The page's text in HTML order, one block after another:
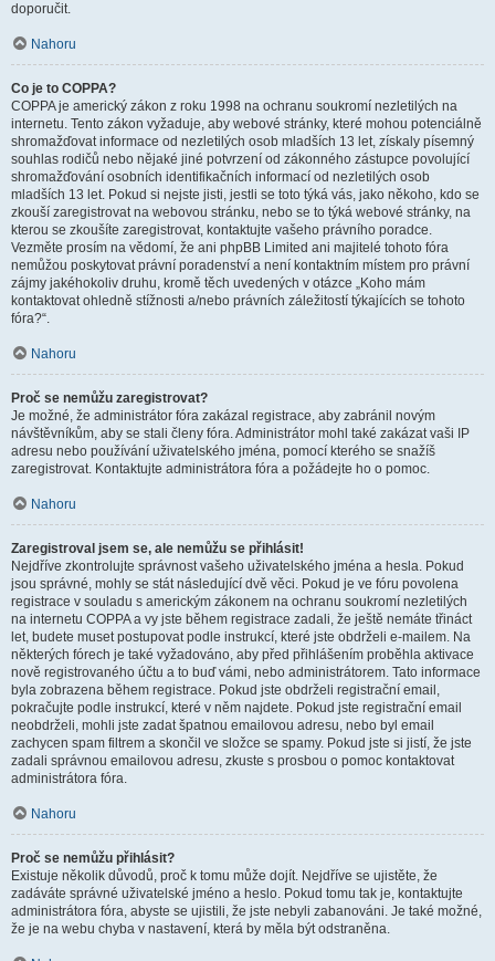
doporučit.
Nahoru
Co je to COPPA?
COPPA je americký zákon z roku 1998 na ochranu soukromí nezletilých na
internetu. Tento zákon vyžaduje, aby webové stránky, které mohou potenciálně
shromažďovat informace od nezletilých osob mladších 13 let, získaly písemný
souhlas rodičů nebo nějaké jiné potvrzení od zákonného zástupce povolující
shromažďování osobních identifikačních informací od nezletilých osob
mladších 13 let. Pokud si nejste jisti, jestli se toto týká vás, jako někoho, kdo se
zkouší zaregistrovat na webovou stránku, nebo se to týká webové stránky, na
kterou se zkoušíte zaregistrovat, kontaktujte vašeho právního poradce.
Vezměte prosím na vědomí, že ani phpBB Limited ani majitelé tohoto fóra
nemůžou poskytovat právní poradenství a není kontaktním místem pro právní
zájmy jakéhokoliv druhu, kromě těch uvedených v otázce „Koho mám
kontaktovat ohledně stížnosti a/nebo právních záležitostí týkajících se tohoto
fóra?“.
Nahoru
Proč se nemůžu zaregistrovat?
Je možné, že administrátor fóra zakázal registrace, aby zabránil novým
návštěvníkům, aby se stali členy fóra. Administrátor mohl také zakázat vaši IP
adresu nebo používání uživatelského jména, pomocí kterého se snažíš
zaregistrovat. Kontaktujte administrátora fóra a požádejte ho o pomoc.
Nahoru
Zaregistroval jsem se, ale nemůžu se přihlásit!
Nejdříve zkontrolujte správnost vašeho uživatelského jména a hesla. Pokud
jsou správné, mohly se stát následující dvě věci. Pokud je ve fóru povolena
registrace v souladu s americkým zákonem na ochranu soukromí nezletilých
na internetu COPPA a vy jste během registrace zadali, že ještě nemáte třináct
let, budete muset postupovat podle instrukcí, které jste obdrželi e-mailem. Na
některých fórech je také vyžadováno, aby před přihlášením proběhla aktivace
nově registrovaného účtu a to buď vámi, nebo administrátorem. Tato informace
byla zobrazena během registrace. Pokud jste obdrželi registrační email,
pokračujte podle instrukcí, které v něm najdete. Pokud jste registrační email
neobdrželi, mohli jste zadat špatnou emailovou adresu, nebo byl email
zachycen spam filtrem a skončil ve složce se spamy. Pokud jste si jistí, že jste
zadali správnou emailovou adresu, zkuste s prosbou o pomoc kontaktovat
administrátora fóra.
Nahoru
Proč se nemůžu přihlásit?
Existuje několik důvodů, proč k tomu může dojít. Nejdříve se ujistěte, že
zadáváte správné uživatelské jméno a heslo. Pokud tomu tak je, kontaktujte
administrátora fóra, abyste se ujistili, že jste nebyli zabanováni. Je také možné,
že je na webu chyba v nastavení, která by měla být odstraněna.